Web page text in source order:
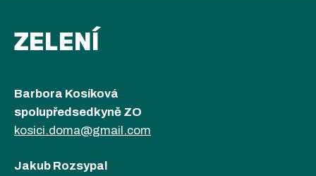
ZELENÍ
Barbora Kosíková
spolupředsedkyně ZO
kosici.doma@gmail.com
Jakub Rozsypal